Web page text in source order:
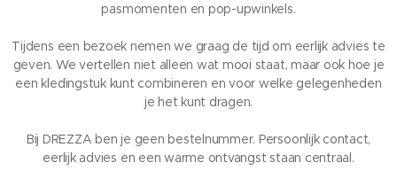
pasmomenten en pop-upwinkels.
Tijdens een bezoek nemen we graag de tijd om eerlijk advies te
geven. We vertellen niet alleen wat mooi staat, maar ook hoe je
een kledingstuk kunt combineren en voor welke gelegenheden
je het kunt dragen.
Bij DREZZA ben je geen bestelnummer. Persoonlijk contact,
eerlijk advies en een warme ontvangst staan centraal.